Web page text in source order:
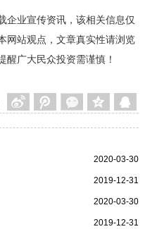
企业宣传资讯，该相关信息仅
网站观点，文章真实性请浏览
醒广大民众投资需谨慎！
2020-03-30
2019-12-31
2020-03-30
2019-12-31